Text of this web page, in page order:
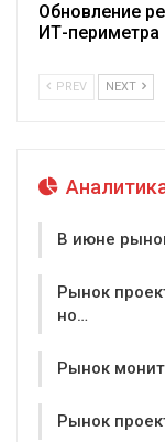
Обновление
ИТ-периметра
PREV NEXT
В июне
Рынок
но…
Рынок
Рынок